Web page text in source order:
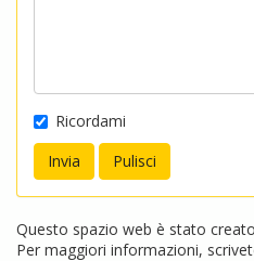
Ricordami
Questo spazio web è stato
Per maggiori informazioni,